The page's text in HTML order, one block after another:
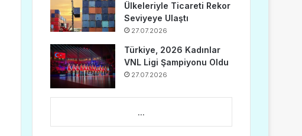
Ülkeleriyle Ticareti Rekor
Seviyeye Ulaştı
27.07.2026
Türkiye, 2026 Kadınlar
VNL Ligi Şampiyonu Oldu
27.07.2026
...